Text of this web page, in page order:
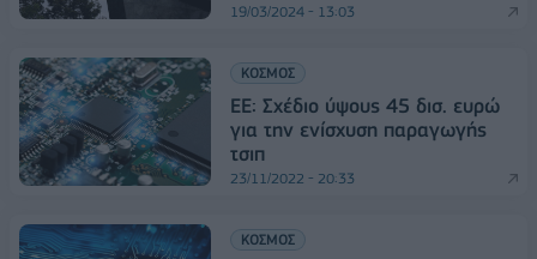
19/03/2024 - 13:03
ΚΟΣΜΟΣ
ΕΕ: Σχέδιο ύψους 45 δισ. ευρώ
για την ενίσχυση παραγωγής
τσιπ
23/11/2022 - 20:33
ΚΟΣΜΟΣ